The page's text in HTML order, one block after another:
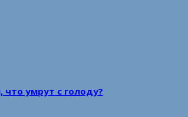
что умрут с голоду?